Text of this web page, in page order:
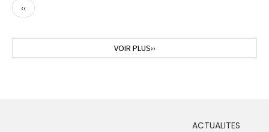
Page
précédente
‹‹
Page
suivante
VOIR PLUS››
ACTUALITES